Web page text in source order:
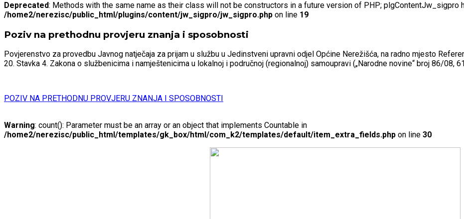
Deprecated: Methods with the same name as their class will not be constructors in a future version of PHP; plgContentJw_sigpro
/home2/nerezisc/public_html/plugins/content/jw_sigpro/jw_sigpro.php on line 19
Poziv na prethodnu provjeru znanja i sposobnosti
Povjerenstvo za provedbu Javnog natječaja za prijam u službu u Jedinstveni upravni odjel Općine Nerežišća, na radno mjesto
20. Stavka 4. Zakona o službenicima i namještenicima u lokalnoj i područnoj (regionalnoj) samoupravi („Narodne novine“ broj 86/08,
POZIV NA PRETHODNU PROVJERU ZNANJA I SPOSOBNOSTI
Warning: count(): Parameter must be an array or an object that implements Countable in
/home2/nerezisc/public_html/templates/gk_box/html/com_k2/templates/default/item_extra_fields.php on line 30